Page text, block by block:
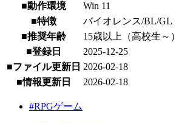
■動作環境
Win 11
■特徴
バイオレンス/BL/GL
■推奨年齢
15歳以上（高校生～）
■登録日
2025-12-25
■ファイル更新日 2026-02-18
■情報更新日
2026-02-18
#RPGゲーム